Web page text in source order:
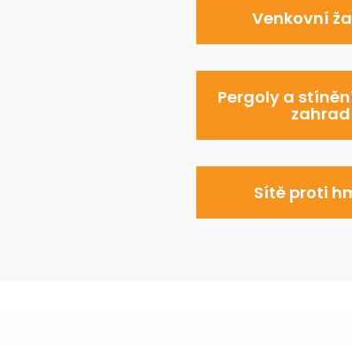
Venkovní
Pergoly a
zahrad
Sítě proti